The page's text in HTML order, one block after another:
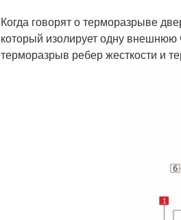
Когда говорят о терморазрыве
который изолирует одну внешнюю
терморазрыв ребер жесткости и